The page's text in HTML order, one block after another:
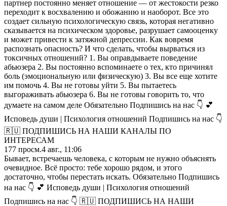
партнер постоянно меняет отношение — от жестокости резко
переходит к восхвалению и обожанию и наоборот. Все это
создает сильную психологическую связь, которая негативно
сказывается на психическом здоровье, разрушает самооценку
и может привести к затяжной депрессии. Как вовремя
распознать опасность? И что сделать, чтобы вырваться из
токсичных отношений? 1. Вы оправдываете поведение
абьюзера 2. Вы постоянно вспоминаете о тех, кто причинял
боль (эмоциональную или физическую) 3. Вы все еще хотите
им помочь 4. Вы не готовы уйти 5. Вы пытаетесь
выгораживать абьюзера 6. Вы не готовы говорить то, что
думаете на самом деле Обязательно Подпишись на нас 👇 💕
Исповедь души | Психология отношений Подпишись на нас 👇
🇷🇺 ПОДПИШИСЬ НА НАШИ КАНАЛЫ ПО
ИНТЕРЕСАМ
177 просм.4 авг., 11:06
Бывает, встречаешь человека, с которым не нужно объяснять
очевидное. Всё просто: тебе хорошо рядом, и этого
достаточно, чтобы перестать искать. Обязательно Подпишись
на нас 👇 💕 Исповедь души | Психология отношений
Подпишись на нас 👇 🇷🇺 ПОДПИШИСЬ НА НАШИ